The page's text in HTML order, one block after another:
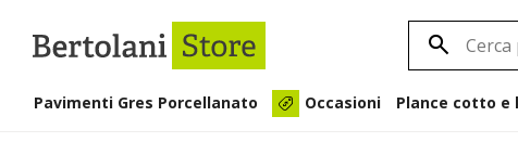
Pavimenti Gres Porcellanato Occasioni Plance cotto e